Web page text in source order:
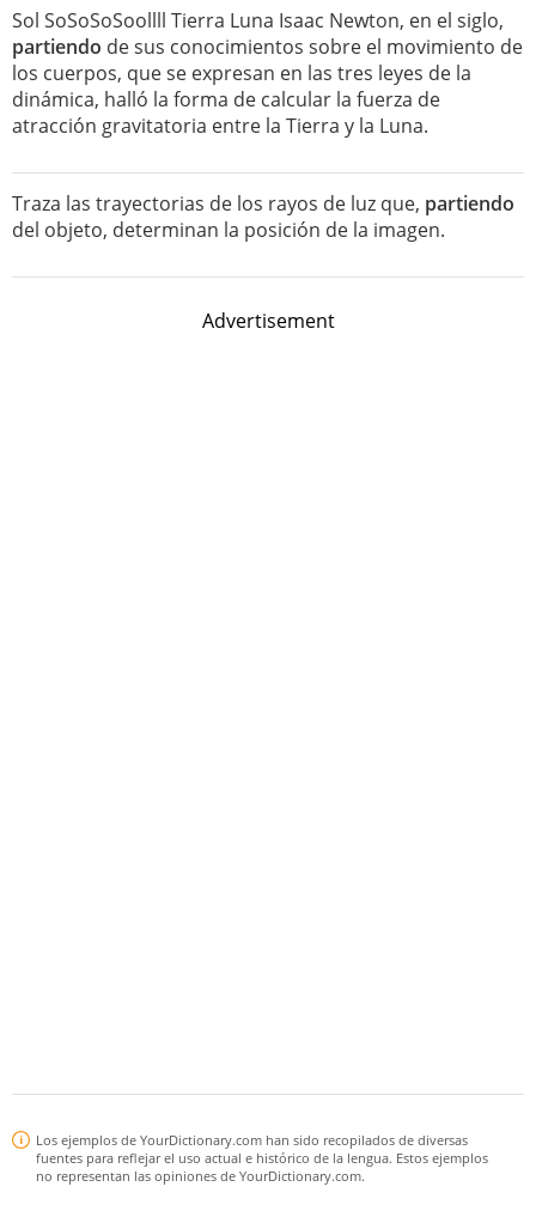
Sol SoSoSoSoollll Tierra Luna Isaac Newton, en el siglo,
partiendo de sus conocimientos sobre el movimiento de
los cuerpos, que se expresan en las tres leyes de la
dinámica, halló la forma de calcular la fuerza de
atracción gravitatoria entre la Tierra y la Luna.
Traza las trayectorias de los rayos de luz que, partiendo
del objeto, determinan la posición de la imagen.
Advertisement
Los ejemplos de YourDictionary.com han sido recopilados de diversas
fuentes para reflejar el uso actual e histórico de la lengua. Estos ejemplos
no representan las opiniones de YourDictionary.com.